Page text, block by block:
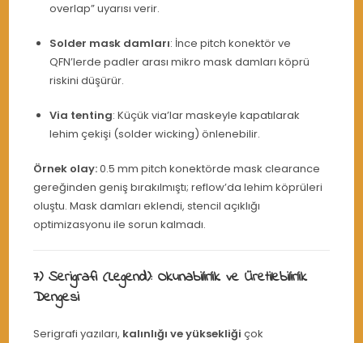
overlap” uyarısı verir.
Solder mask damları: İnce pitch konektör ve
QFN’lerde padler arası mikro mask damları köprü
riskini düşürür.
Via tenting: Küçük via’lar maskeyle kapatılarak
lehim çekişi (solder wicking) önlenebilir.
Örnek olay:0.5 mm pitch konektörde mask clearance
gereğinden geniş bırakılmıştı; reflow’da lehim köprüleri
oluştu. Mask damları eklendi, stencil açıklığı
optimizasyonu ile sorun kalmadı.
7) Serigrafi (Legend): Okunabilirlik ve Üretilebilirlik
Dengesi
Serigrafi yazıları, kalınlığı ve yüksekliği çok